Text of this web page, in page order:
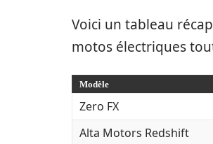
Voici un tableau
motos électriques
Modèle
Zero FX
Alta Motors Redshift